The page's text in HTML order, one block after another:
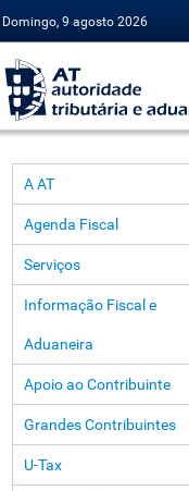
Domingo, 9 agosto 2026
A AT
Agenda Fiscal
Serviços
Informação Fiscal e
Aduaneira
Apoio ao Contribuinte
Grandes Contribuintes
U-Tax